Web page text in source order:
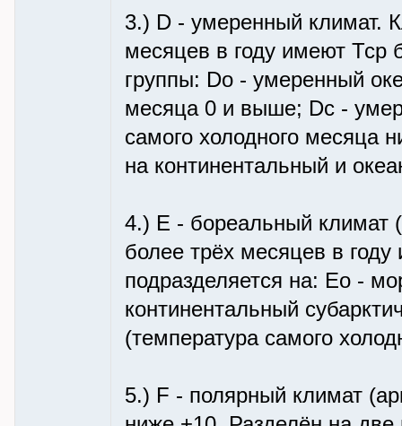
3.) D - умеренный климат.
месяцев в году имеют Тср
группы: Do - умеренный
месяца 0 и выше; Dc -
самого холодного месяца
на континентальный и
4.) E - бореальный климат
более трёх месяцев в
подразделяется на: Eo -
континентальный
(температура самого
5.) F - полярный климат